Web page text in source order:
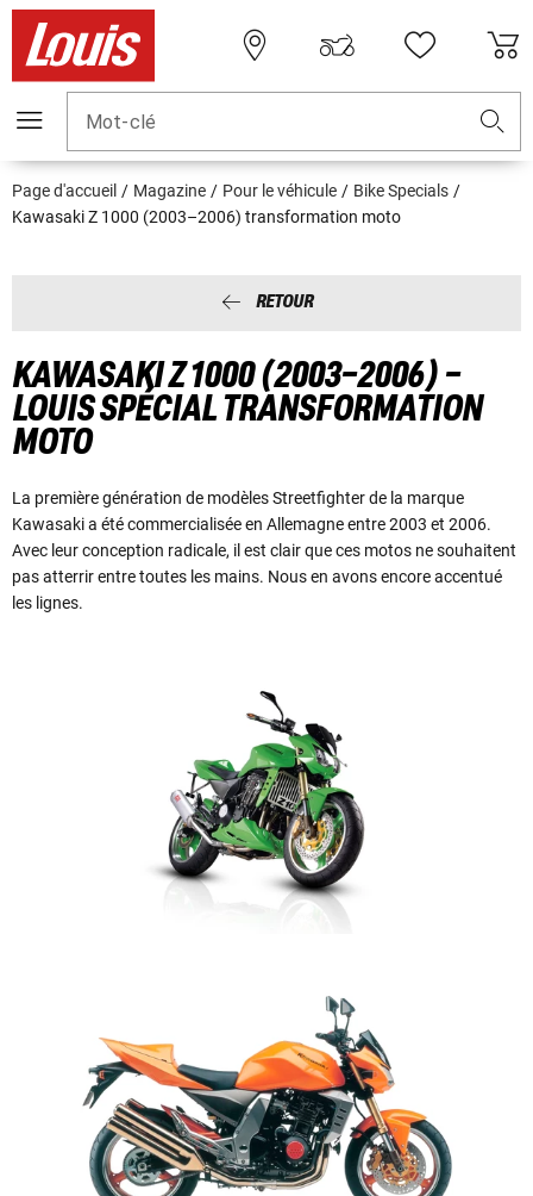
Mot-clé
Page d'accueil Magazine Pour le véhicule
Bike Specials
Kawasaki Z 1000 (2003–2006) transformation moto
RETOUR
KAWASAKI Z 1000 (2003–2006) –
LOUIS SPÉCIAL TRANSFORMATION
MOTO
La première génération de modèles Streetfighter de la marque
Kawasaki a été commercialisée en Allemagne entre 2003 et 2006.
Avec leur conception radicale, il est clair que ces motos ne souhaitent
pas atterrir entre toutes les mains. Nous en avons encore accentué
les lignes.